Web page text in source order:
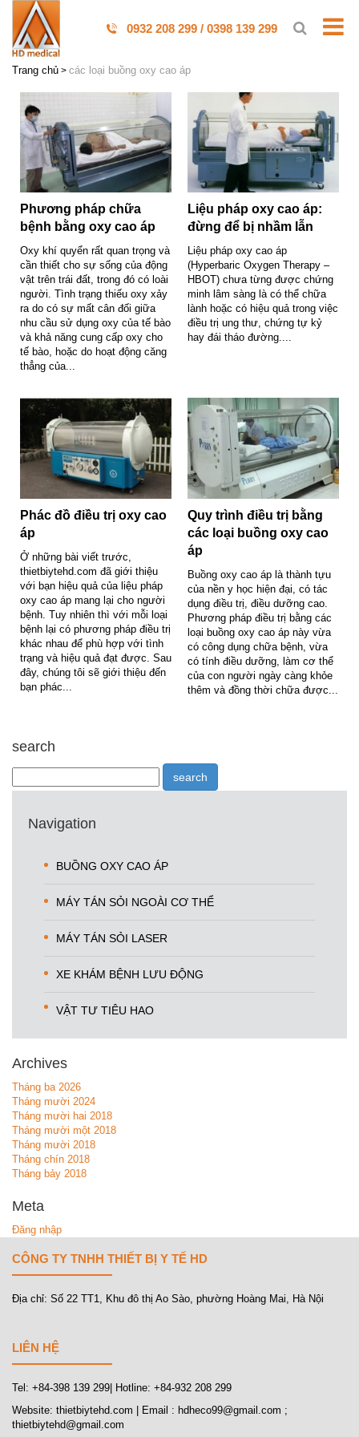
0932 208 299 / 0398 139 299
Trang chủ các loại buồng oxy cao áp
Phương pháp chữa
bệnh bằng oxy cao áp
Oxy khí quyển rất quan trọng và
cần thiết cho sự sống của động
vật trên trái đất, trong đó có loài
người. Tình trạng thiếu oxy xảy
ra do có sự mất cân đối giữa
nhu cầu sử dụng oxy của tế bào
và khả năng cung cấp oxy cho
tế bào, hoặc do hoạt động căng
thẳng của...
Liệu pháp oxy cao áp:
đừng để bị nhầm lẫn
Liệu pháp oxy cao áp
(Hyperbaric Oxygen Therapy –
HBOT) chưa từng được chứng
minh lâm sàng là có thể chữa
lành hoặc có hiệu quả trong việc
điều trị ung thư, chứng tự kỷ
hay đái tháo đường....
Phác đồ điều trị oxy cao
áp
Ở những bài viết trước,
thietbiytehd.com đã giới thiệu
với bạn hiệu quả của liệu pháp
oxy cao áp mang lại cho người
bệnh. Tuy nhiên thì với mỗi loại
bệnh lại có phương pháp điều trị
khác nhau để phù hợp với tình
trạng và hiệu quả đạt được. Sau
đây, chúng tôi sẽ giới thiệu đến
bạn phác...
Quy trình điều trị bằng
các loại buồng oxy cao
áp
Buồng oxy cao áp là thành tựu
của nền y học hiện đại, có tác
dụng điều trị, điều dưỡng cao.
Phương pháp điều trị bằng các
loại buồng oxy cao áp này vừa
có công dụng chữa bệnh, vừa
có tính điều dưỡng, làm cơ thể
của con người ngày càng khỏe
thêm và đồng thời chữa được...
search
Navigation
BUỒNG OXY CAO ÁP
MÁY TÁN SỎI NGOÀI CƠ THỂ
MÁY TÁN SỎI LASER
XE KHÁM BỆNH LƯU ĐỘNG
VẬT TƯ TIÊU HAO
Archives
Tháng ba 2026
Tháng mười 2024
Tháng mười hai 2018
Tháng mười một 2018
Tháng mười 2018
Tháng chín 2018
Tháng bảy 2018
Meta
Đăng nhập
CÔNG TY TNHH THIẾT BỊ Y TẾ HD
Địa chỉ: Số 22 TT1, Khu đô thị Ao Sào, phường Hoàng Mai, Hà Nội
LIÊN HỆ
Tel: +84-398 139 299| Hotline: +84-932 208 299
Website: thietbiytehd.com | Email : hdheco99@gmail.com ;
thietbiytehd@gmail.com